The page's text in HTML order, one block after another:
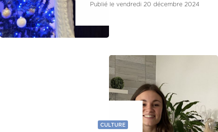
Publié le vendredi 20 décembre 2024
CULTURE